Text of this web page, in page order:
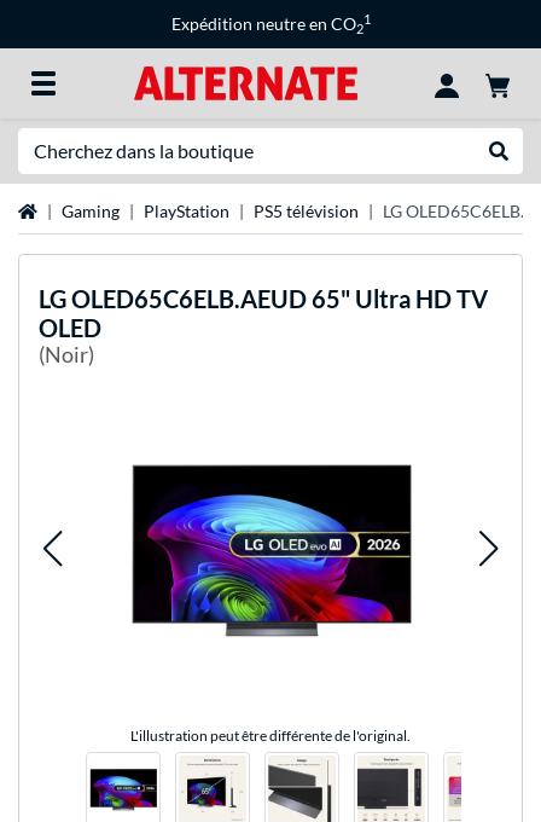
Expédition neutre en CO2
1
Page d'accueil
Gaming PlayStation PS5 télévision LG
LGOLED65C6ELB.AEUD 65" Ultra HD TV
OLED
(Noir)
L'illustration peut être différente de l'original.